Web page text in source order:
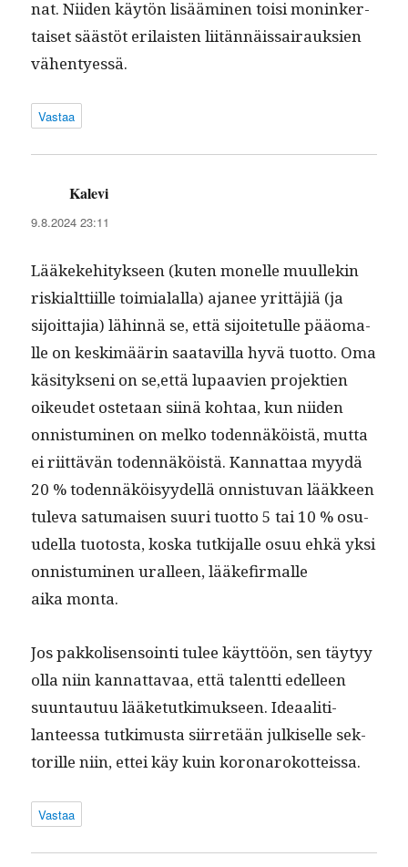
nat. Niiden käytön lisäämi­nen toisi moninker­
taiset säästöt eri­lais­ten liitän­näis­sairauk­sien
vähentyessä.
Vastaa
Kalevi
9.8.2024 23:11
Lääkeke­hi­tyk­seen (kuten mon­elle muullekin
riskialt­ti­ille toimi­alal­la) aja­nee yrit­täjiä (ja
sijoit­ta­jia) lähin­nä se, että sijoite­tulle pääo­ma­
lle on keskimäärin saatavil­la hyvä tuot­to. Oma
käsi­tyk­seni on se,että lupaavien pro­jek­tien
oikeudet oste­taan siinä kohtaa, kun niiden
onnis­tu­mi­nen on melko toden­näköistä, mut­ta
ei riit­tävän toden­näköistä. Kan­nat­taa myy­dä
20 % toden­näköisyy­del­lä onnis­tu­van lääk­keen
tule­va sat­u­maisen suuri tuot­to 5 tai 10 % osu­
udel­la tuo­to­s­ta, kos­ka tutk­i­jalle osuu ehkä yksi
onnis­tu­mi­nen uralleen, lääke­fir­malle
aika monta.
Jos pakkolisen­soin­ti tulee käyt­töön, sen täy­tyy
olla niin kan­nat­tavaa, että tal­ent­ti edelleen
suun­tau­tuu lääke­tutkimuk­seen. Ideaal­i­ti­
lanteessa tutkimus­ta siir­retään julkiselle sek­
to­rille niin, ettei käy kuin koronarokotteissa.
Vastaa